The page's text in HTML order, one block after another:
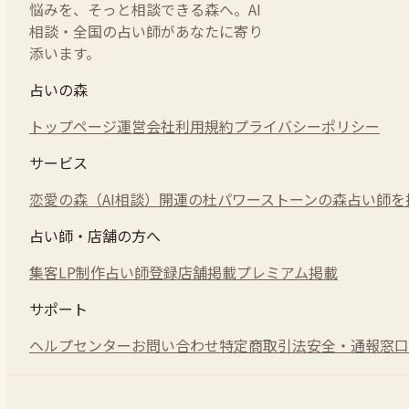
悩みを、そっと相談できる森へ。AI
相談・全国の占い師があなたに寄り
添います。
占いの森
トップページ運営会社利用規約プライバシーポリシー
サービス
恋愛の森（AI相談） 開運の杜パワーストーンの森占い師
占い師・店舗の方へ
集客LP制作占い師登録店舗掲載プレミアム掲載
サポート
ヘルプセンターお問い合わせ特定商取引法安全・通報窓口